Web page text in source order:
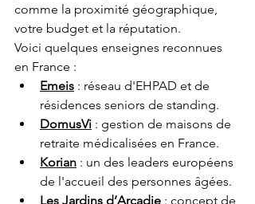
comme la proximité géographique,
votre budget et la réputation.
Voici quelques enseignes reconnues
en France :
Emeis : réseau d'EHPAD et de
résidences seniors de standing.
DomusVi : gestion de maisons de
retraite médicalisées en France.
Korian : un des leaders européens
de l'accueil des personnes âgées.
Les Jardins d’Arcadie : concept de